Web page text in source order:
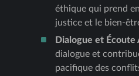
éthique qui prend
justice et le bien-
Dialogue et Écoute
dialogue et
pacifique des